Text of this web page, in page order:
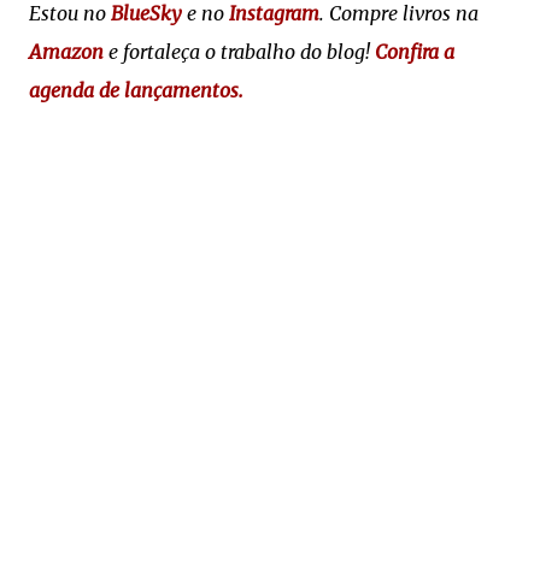
Estou no BlueSky e no Instagram. Compre livros na
Amazon e fortaleça o trabalho do blog! Confira a
agenda de lançamentos.